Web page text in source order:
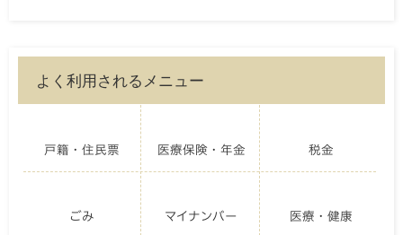
よく利用されるメニュー
戸籍・住民票 医療保険・年金 税金
ごみ マイナンバー 医療・健康